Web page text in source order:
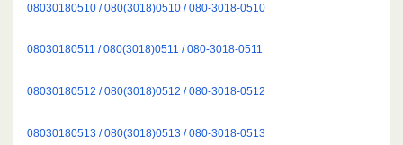
08030180510 / 080(3018)0510 / 080-3018-0510
08030180511 / 080(3018)0511 / 080-3018-0511
08030180512 / 080(3018)0512 / 080-3018-0512
08030180513 / 080(3018)0513 / 080-3018-0513